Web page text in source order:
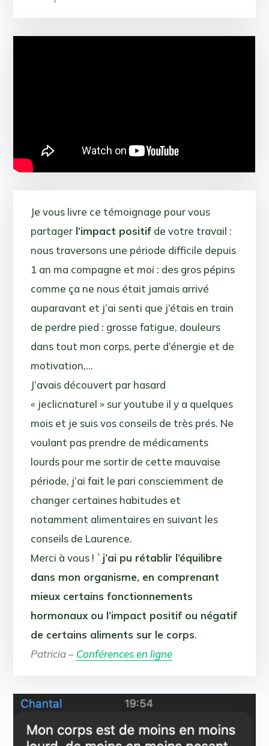
Je vous livre ce témoignage pour vous
partagerl’impact positifde votre travail :
nous traversons une période difficile depuis
1 an ma compagne et moi : des gros pépins
comme ça ne nous était jamais arrivé
auparavant et j’ai senti que j’étais en train
de perdre pied : grosse fatigue, douleurs
dans tout mon corps, perte d’énergie et de
motivation,…
J’avais découvert par hasard
« jeclicnaturel » sur youtube il y a quelques
mois et je suis vos conseils de très prés. Ne
voulant pas prendre de médicaments
lourds pour me sortir de cette mauvaise
période, j’ai fait le pari consciemment de
changer certaines habitudes et
notamment alimentaires en suivant les
conseils de Laurence.
Merci à vous ! ` j’ai pu rétablir l’équilibre
dans mon organisme, en comprenant
mieux certains fonctionnements
hormonaux ou l’impact positif ou négatif
de certains aliments sur le corps.
Patricia – Conférences en ligne